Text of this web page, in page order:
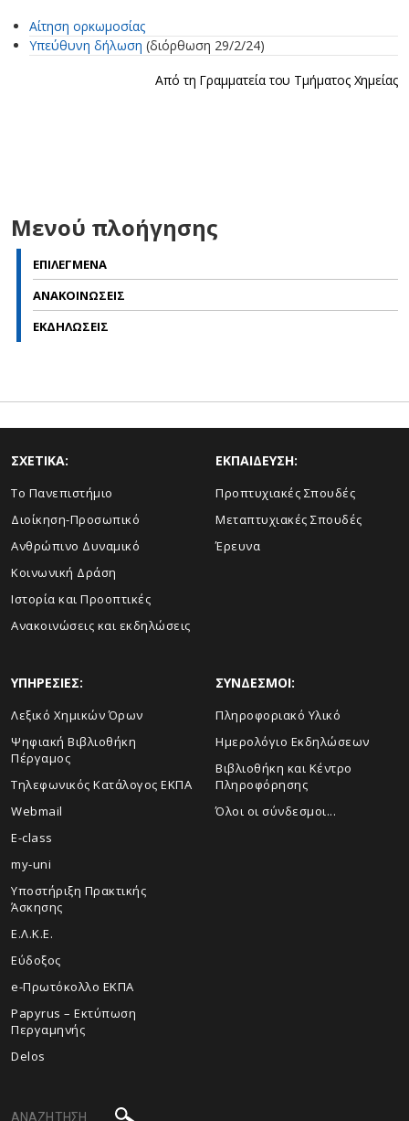
Αίτηση ορκωμοσίας
Υπεύθυνη δήλωση (διόρθωση 29/2/24)
Από τη Γραμματεία του Τμήματος Χημείας
Μενού πλοήγησης
ΕΠΙΛΕΓΜΕΝΑ
ΑΝΑΚΟΙΝΩΣΕΙΣ
ΕΚΔΗΛΩΣΕΙΣ
ΣΧΕΤΙΚΑ:
Το Πανεπιστήμιο
Διοίκηση-Προσωπικό
Ανθρώπινο Δυναμικό
Κοινωνική Δράση
Ιστορία και Προοπτικές
Ανακοινώσεις και εκδηλώσεις
ΕΚΠΑΙΔΕΥΣΗ:
Προπτυχιακές Σπουδές
Μεταπτυχιακές Σπουδές
Έρευνα
ΥΠΗΡΕΣΙΕΣ:
Λεξικό Χημικών Όρων
Ψηφιακή Βιβλιοθήκη
Πέργαμος
Τηλεφωνικός Κατάλογος ΕΚΠΑ
Webmail
E-class
my-uni
Υποστήριξη Πρακτικής
Άσκησης
Ε.Λ.Κ.Ε.
Εύδοξος
e-Πρωτόκολλο ΕΚΠΑ
Papyrus – Εκτύπωση
Περγαμηνής
Delos
ΣΥΝΔΕΣΜΟΙ:
Πληροφοριακό Υλικό
Ημερολόγιο Εκδηλώσεων
Βιβλιοθήκη και Κέντρο
Πληροφόρησης
Όλοι οι σύνδεσμοι...